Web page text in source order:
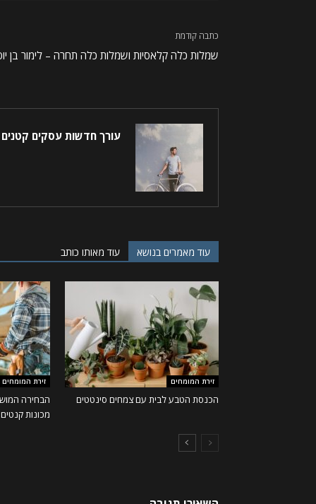
כתבה קודמת
שמלות כלה קלאסיות ושמלות כלה תחרה – לימור בן
עורך חדשות עסקים קטנים
עוד מאמרים בנושא עוד מאותו כותב
זירת המומחים
הכנסת הטבע לבית עם צמחים סינטטים
זירת המומחים
הבחירה
מכונות קנטים